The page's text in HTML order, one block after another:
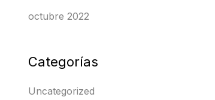
octubre 2022
Categorías
Uncategorized